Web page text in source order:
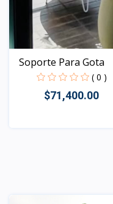
Soporte Para Gota
( 0 )
$71,400.00